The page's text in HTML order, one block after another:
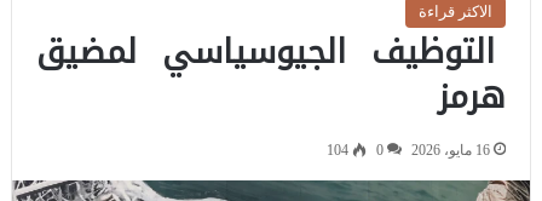
الاكثر قراءة
التوظيف الجيوسياسي لمضيق
هرمز
16 مايو، 2026 0
104